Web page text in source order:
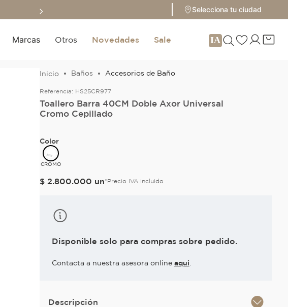
Selecciona tu ciudad
Marcas Otros Novedades Sale
Baños Accesorios de Baño
Referencia: HS25CR977
Toallero Barra 40CM Doble Axor Universal
Cromo Cepillado
Color
CROMO
$ 2.800.000 un*Precio IVA incluido
Disponible solo para compras sobre pedido.
Contacta a nuestra asesora online aqui
Descripción